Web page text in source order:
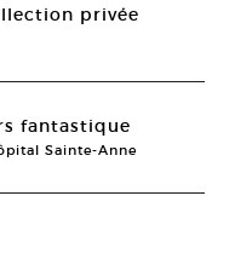
privée
fantastique
Sainte-Anne